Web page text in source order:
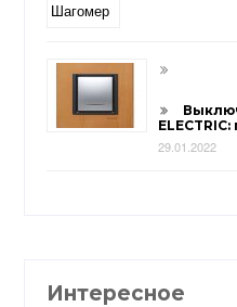
29.01.2022
Интересное